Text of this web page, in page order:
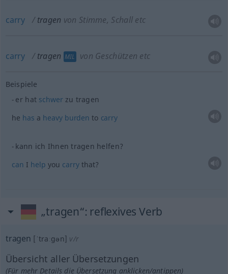
carry tragen von Stimme, Schall etc
carry tragen MIL von Geschützen etc
Beispiele
er hat schwerzu tragen
he has a heavy burden to carry
kann ich Ihnen tragen helfen?
can I help you carrythat?
„tragen“: reflexives Verb
tragen [ˈtraːgən] v/r
Übersicht aller Übersetzungen
(Für mehr Details die Übersetzung anklicken/antippen)